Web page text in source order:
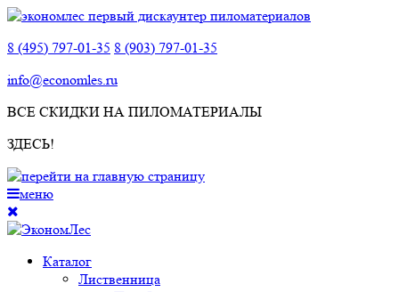
8 (495) 797-01-35 8 (903) 797-01-35
info@economles.ru
ВСЕ СКИДКИ НА ПИЛОМАТЕРИАЛЫ
ЗДЕСЬ!
меню
Каталог
Лиственница